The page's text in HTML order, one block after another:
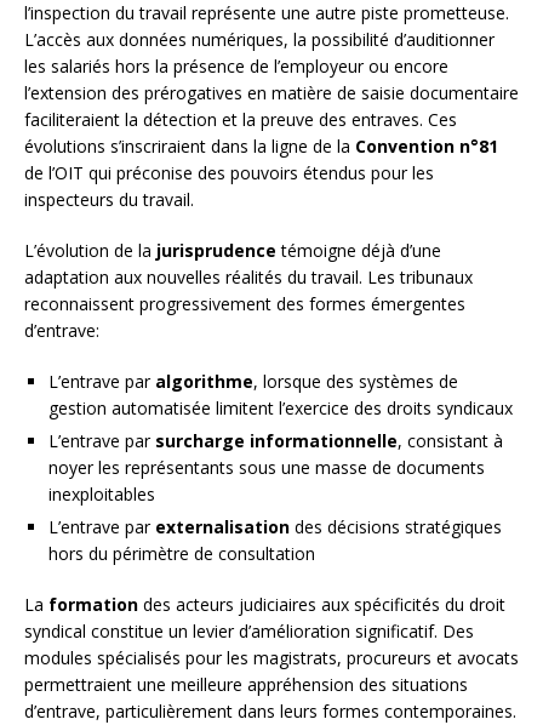
l’inspection du travail représente une autre piste prometteuse.
L’accès aux données numériques, la possibilité d’auditionner
les salariés hors la présence de l’employeur ou encore
l’extension des prérogatives en matière de saisie documentaire
faciliteraient la détection et la preuve des entraves. Ces
évolutions s’inscriraient dans la ligne de la Convention n°81
de l’OIT qui préconise des pouvoirs étendus pour les
inspecteurs du travail.
L’évolution de la jurisprudence témoigne déjà d’une
adaptation aux nouvelles réalités du travail. Les tribunaux
reconnaissent progressivement des formes émergentes
d’entrave:
L’entrave par algorithme, lorsque des systèmes de
gestion automatisée limitent l’exercice des droits syndicaux
L’entrave par surcharge informationnelle, consistant à
noyer les représentants sous une masse de documents
inexploitables
L’entrave par externalisation des décisions stratégiques
hors du périmètre de consultation
La formation des acteurs judiciaires aux spécificités du droit
syndical constitue un levier d’amélioration significatif. Des
modules spécialisés pour les magistrats, procureurs et avocats
permettraient une meilleure appréhension des situations
d’entrave, particulièrement dans leurs formes contemporaines.